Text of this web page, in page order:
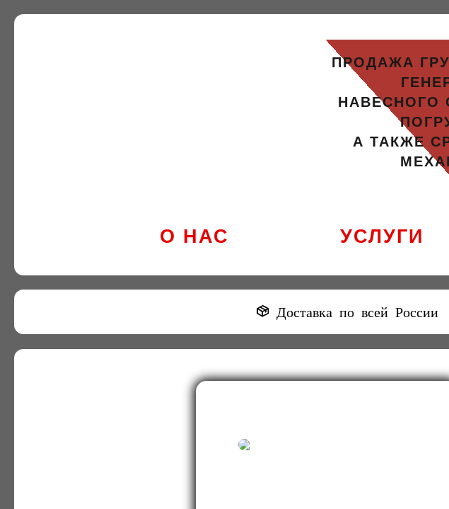
ПРОДАЖА
НАВЕСНОГО
А ТАКЖЕ
О НАС УСЛУГИ
Доставка по всей России